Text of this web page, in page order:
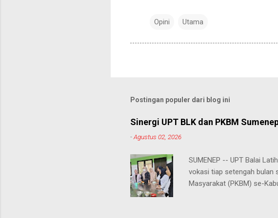
Opini Utama
Postingan populer dari blog ini
Sinergi UPT BLK dan PKBM
-Agustus 02, 2026
SUMENEP -- UPT Balai
vokasi tiap setengah bulan
Masyarakat (PKBM) se-
hingga kejuruan lainnya